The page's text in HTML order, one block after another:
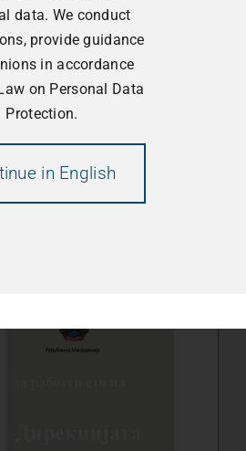
Дирекцијата за
податоци
data. We conduct
provide guidance
in accordance
on Personal Data
Protection.
in English